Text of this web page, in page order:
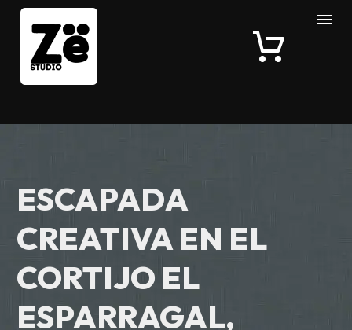
ESCAPADA
CREATIVA EN EL
CORTIJO EL
ESPARRAGAL,